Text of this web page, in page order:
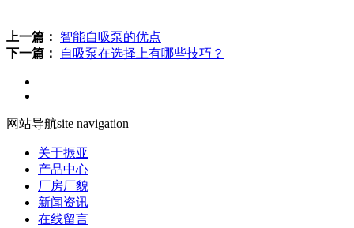
上一篇：
智能自吸泵的优点
下一篇：
自吸泵在选择上有哪些技巧？
网站导航site navigation
关于振亚
产品中心
厂房厂貌
新闻资讯
在线留言